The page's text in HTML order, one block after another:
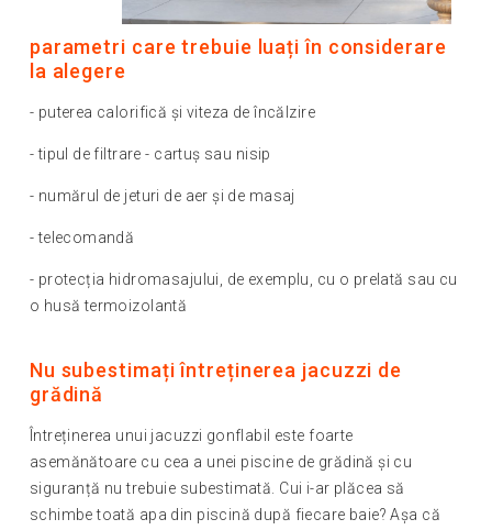
parametri care trebuie luați în considerare
la alegere
- puterea calorifică și viteza de încălzire
- tipul de filtrare - cartuș sau nisip
- numărul de jeturi de aer și de masaj
- telecomandă
- protecția hidromasajului, de exemplu, cu o prelată sau cu
o husă termoizolantă
Nu subestimați întreținerea jacuzzi de
grădină
Întreținerea unui jacuzzi gonflabil este foarte
asemănătoare cu cea a unei piscine de grădină și cu
siguranță nu trebuie subestimată. Cui i-ar plăcea să
schimbe toată apa din piscină după fiecare baie? Așa că